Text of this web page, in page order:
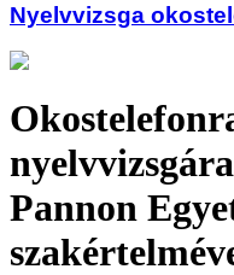
Nyelvvizsga
Pannon